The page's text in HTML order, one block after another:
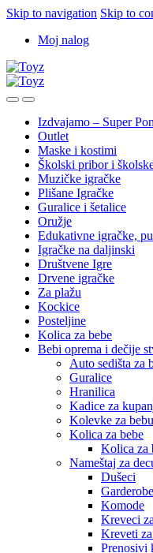
Skip to navigation Skip to
Moj nalog
Izdvajamo – Super
Outlet
Maske i kostimi
Školski pribor i
Muzičke igračke
Plišane Igračke
Guralice i šetalice
Oružje
Edukativne igračke,
Igračke na daljinski
Društvene Igre
Drvene igračke
Za plažu
Kockice
Posteljine
Kolica za bebe
Bebi oprema i dečije
Auto sedišta za
Guralice
Hranilica
Kadice za
Kolevke za bebu
Kolica za bebe
Kolica za
Nameštaj za
Dušeci
Komode
Kreveci
Kreveti
Prenosivi